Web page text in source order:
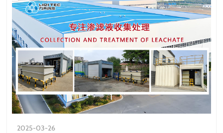
2025-03-26